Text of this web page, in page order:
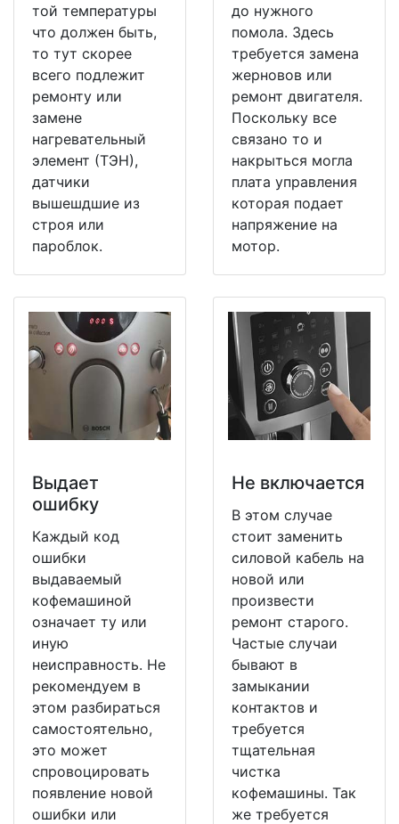
той температуры
что должен быть,
то тут скорее
всего подлежит
ремонту или
замене
нагревательный
элемент (ТЭН),
датчики
вышешдшие из
строя или
пароблок.
до нужного
помола. Здесь
требуется замена
жерновов или
ремонт двигателя.
Поскольку все
связано то и
накрыться могла
плата управления
которая подает
напряжение на
мотор.
Выдает
ошибку
Каждый код
ошибки
выдаваемый
кофемашиной
означает ту или
иную
неисправность. Не
рекомендуем в
этом разбираться
самостоятельно,
это может
спровоцировать
появление новой
ошибки или
Не включается
В этом случае
стоит заменить
силовой кабель на
новой или
произвести
ремонт старого.
Частые случаи
бывают в
замыкании
контактов и
требуется
тщательная
чистка
кофемашины. Так
же требуется